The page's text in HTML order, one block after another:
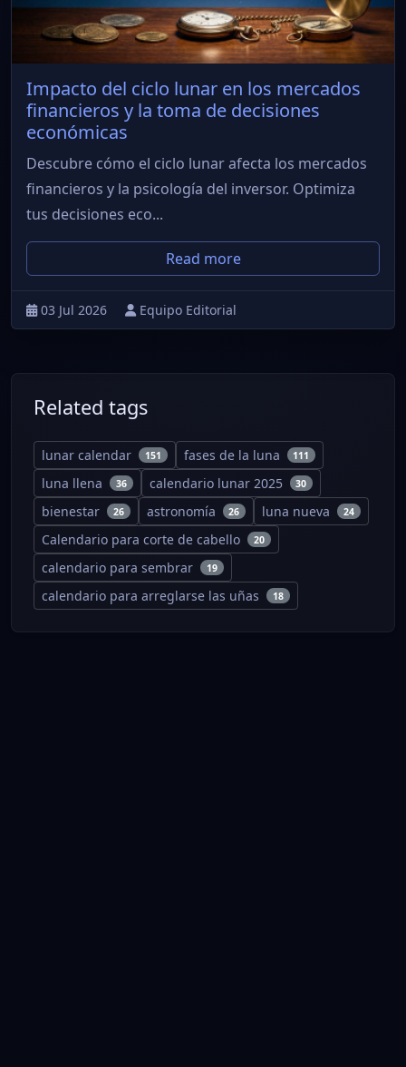
Impacto del ciclo lunar en los mercados
financieros y la toma de decisiones
económicas
Descubre cómo el ciclo lunar afecta los mercados
financieros y la psicología del inversor. Optimiza
tus decisiones eco...
Read more
03 Jul 2026 Equipo Editorial
Related tags
lunar calendar 151 fases de la luna 111
luna llena 36 calendario lunar 2025 30
bienestar 26 astronomía 26 luna nueva 24
Calendario para corte de cabello 20
calendario para sembrar 19
calendario para arreglarse las uñas 18